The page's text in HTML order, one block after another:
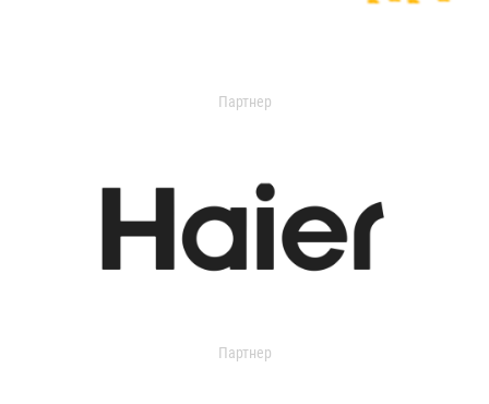
Партнер
Партнер